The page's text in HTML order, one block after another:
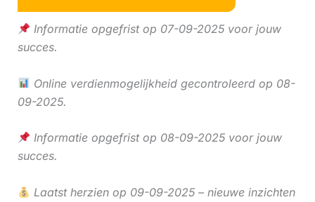
Informatie opgefrist op 07-09-2025 voor jouw
succes.
Online verdienmogelijkheid gecontroleerd op 08-
09-2025.
Informatie opgefrist op 08-09-2025 voor jouw
succes.
Laatst herzien op 09-09-2025 – nieuwe inzichten